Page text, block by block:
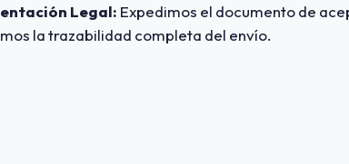
Legal: Expedimos el documento de
la trazabilidad completa del envío.